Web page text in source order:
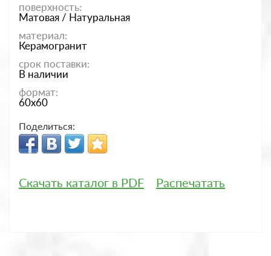
поверхность:
Матовая / Натуральная
материал:
Керамогранит
срок поставки:
В наличии
формат:
60x60
Поделиться:
Скачать каталог в PDF Распечатать